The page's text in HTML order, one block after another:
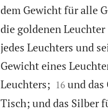
dem Gewicht für alle
die goldenen
jedes Leuchters und
Gewicht eines
Leuchters;
16 und das
Tisch; und das Silber